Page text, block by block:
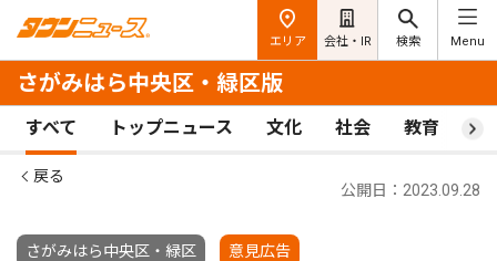
エリア 会社・IR 検索 Menu
さがみはら中央区・緑区版
すべて トップニュース 文化 社会 教育 ス
戻る
さがみはら中央区・緑区 意見広告
公開日：2023.09.28